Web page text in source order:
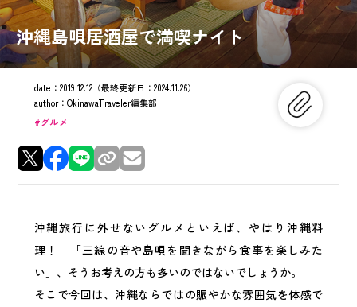
沖縄島唄居酒屋で満喫ナイト
date： 2019.12.12（最終更新日： 2024.11.26）
author： OkinawaTraveler編集部
グルメ
沖縄旅行に外せないグルメといえば、やはり沖縄料
理！ 「三線の音や島唄を聞きながら食事を楽しみた
い」、そうお考えの方も多いのではないでしょうか。
そこで今回は、沖縄ならではの賑やかな雰囲気を体感で